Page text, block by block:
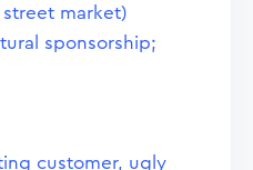
market)
sponsorship;
customer, ugly